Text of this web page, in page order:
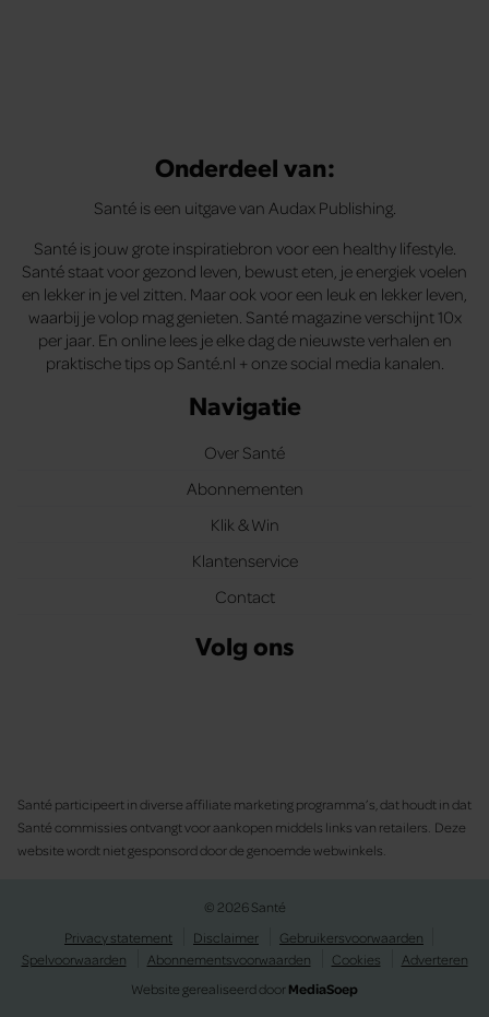
Onderdeel van:
Santé is een uitgave van Audax Publishing.
Santé is jouw grote inspiratiebron voor een healthy lifestyle.
Santé staat voor gezond leven, bewust eten, je energiek voelen
en lekker in je vel zitten. Maar ook voor een leuk en lekker leven,
waarbij je volop mag genieten. Santé magazine verschijnt 10x
per jaar. En online lees je elke dag de nieuwste verhalen en
praktische tips op Santé.nl + onze social media kanalen.
Navigatie
Over Santé
Abonnementen
Klik & Win
Klantenservice
Contact
Volg ons
Santé participeert in diverse affiliate marketing programma’s, dat houdt in dat
Santé commissies ontvangt voor aankopen middels links van retailers. Deze
website wordt niet gesponsord door de genoemde webwinkels.
© 2026 Santé
Privacy statement
Disclaimer
Gebruikersvoorwaarden
Spelvoorwaarden
Abonnementsvoorwaarden Cookies
Adverteren
Website gerealiseerd doorMediaSoep